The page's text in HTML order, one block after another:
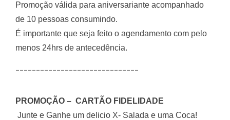
Promoção válida para aniversariante acompanhado
de 10 pessoas consumindo.
É importante que seja feito o agendamento com pelo
menos 24hrs de antecedência.
PROMOÇÃO – CARTÃO FIDELIDADE
Junte e Ganhe um delicio X- Salada e uma Coca!